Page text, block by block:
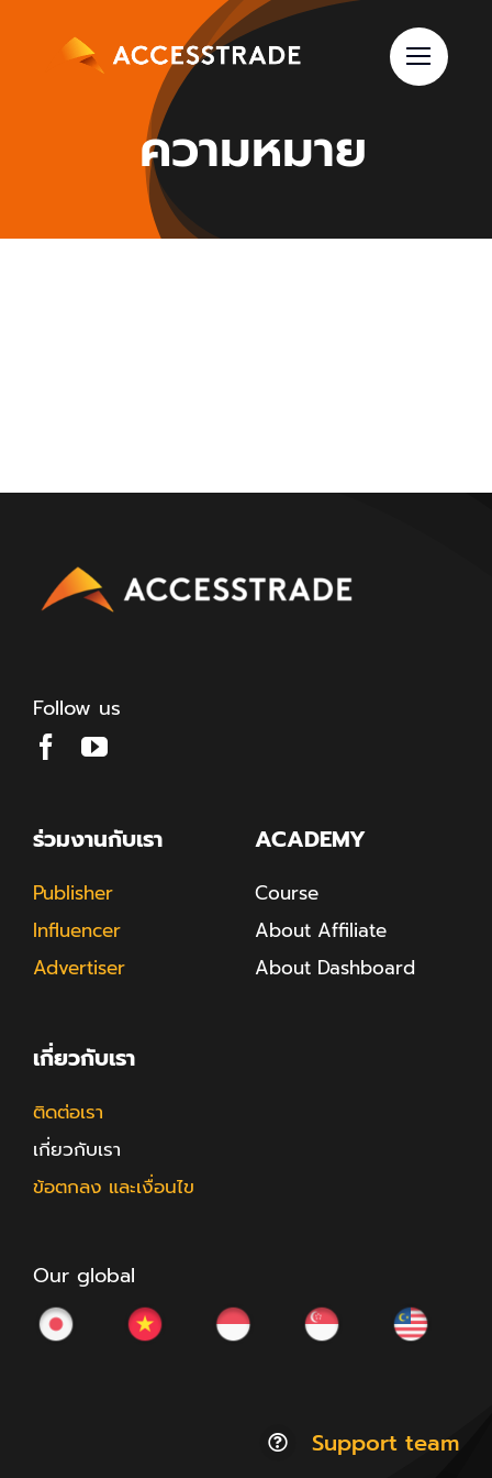
ความหมาย
Follow us
ร่วมงานกับเรา
Publisher
Influencer
Advertiser
ACADEMY
Course
About Affiliate
About Dashboard
เกี่ยวกับเรา
ติดต่อเรา
เกี่ยวกับเรา
ข้อตกลง และเงื่อนไข
Our global
Support team